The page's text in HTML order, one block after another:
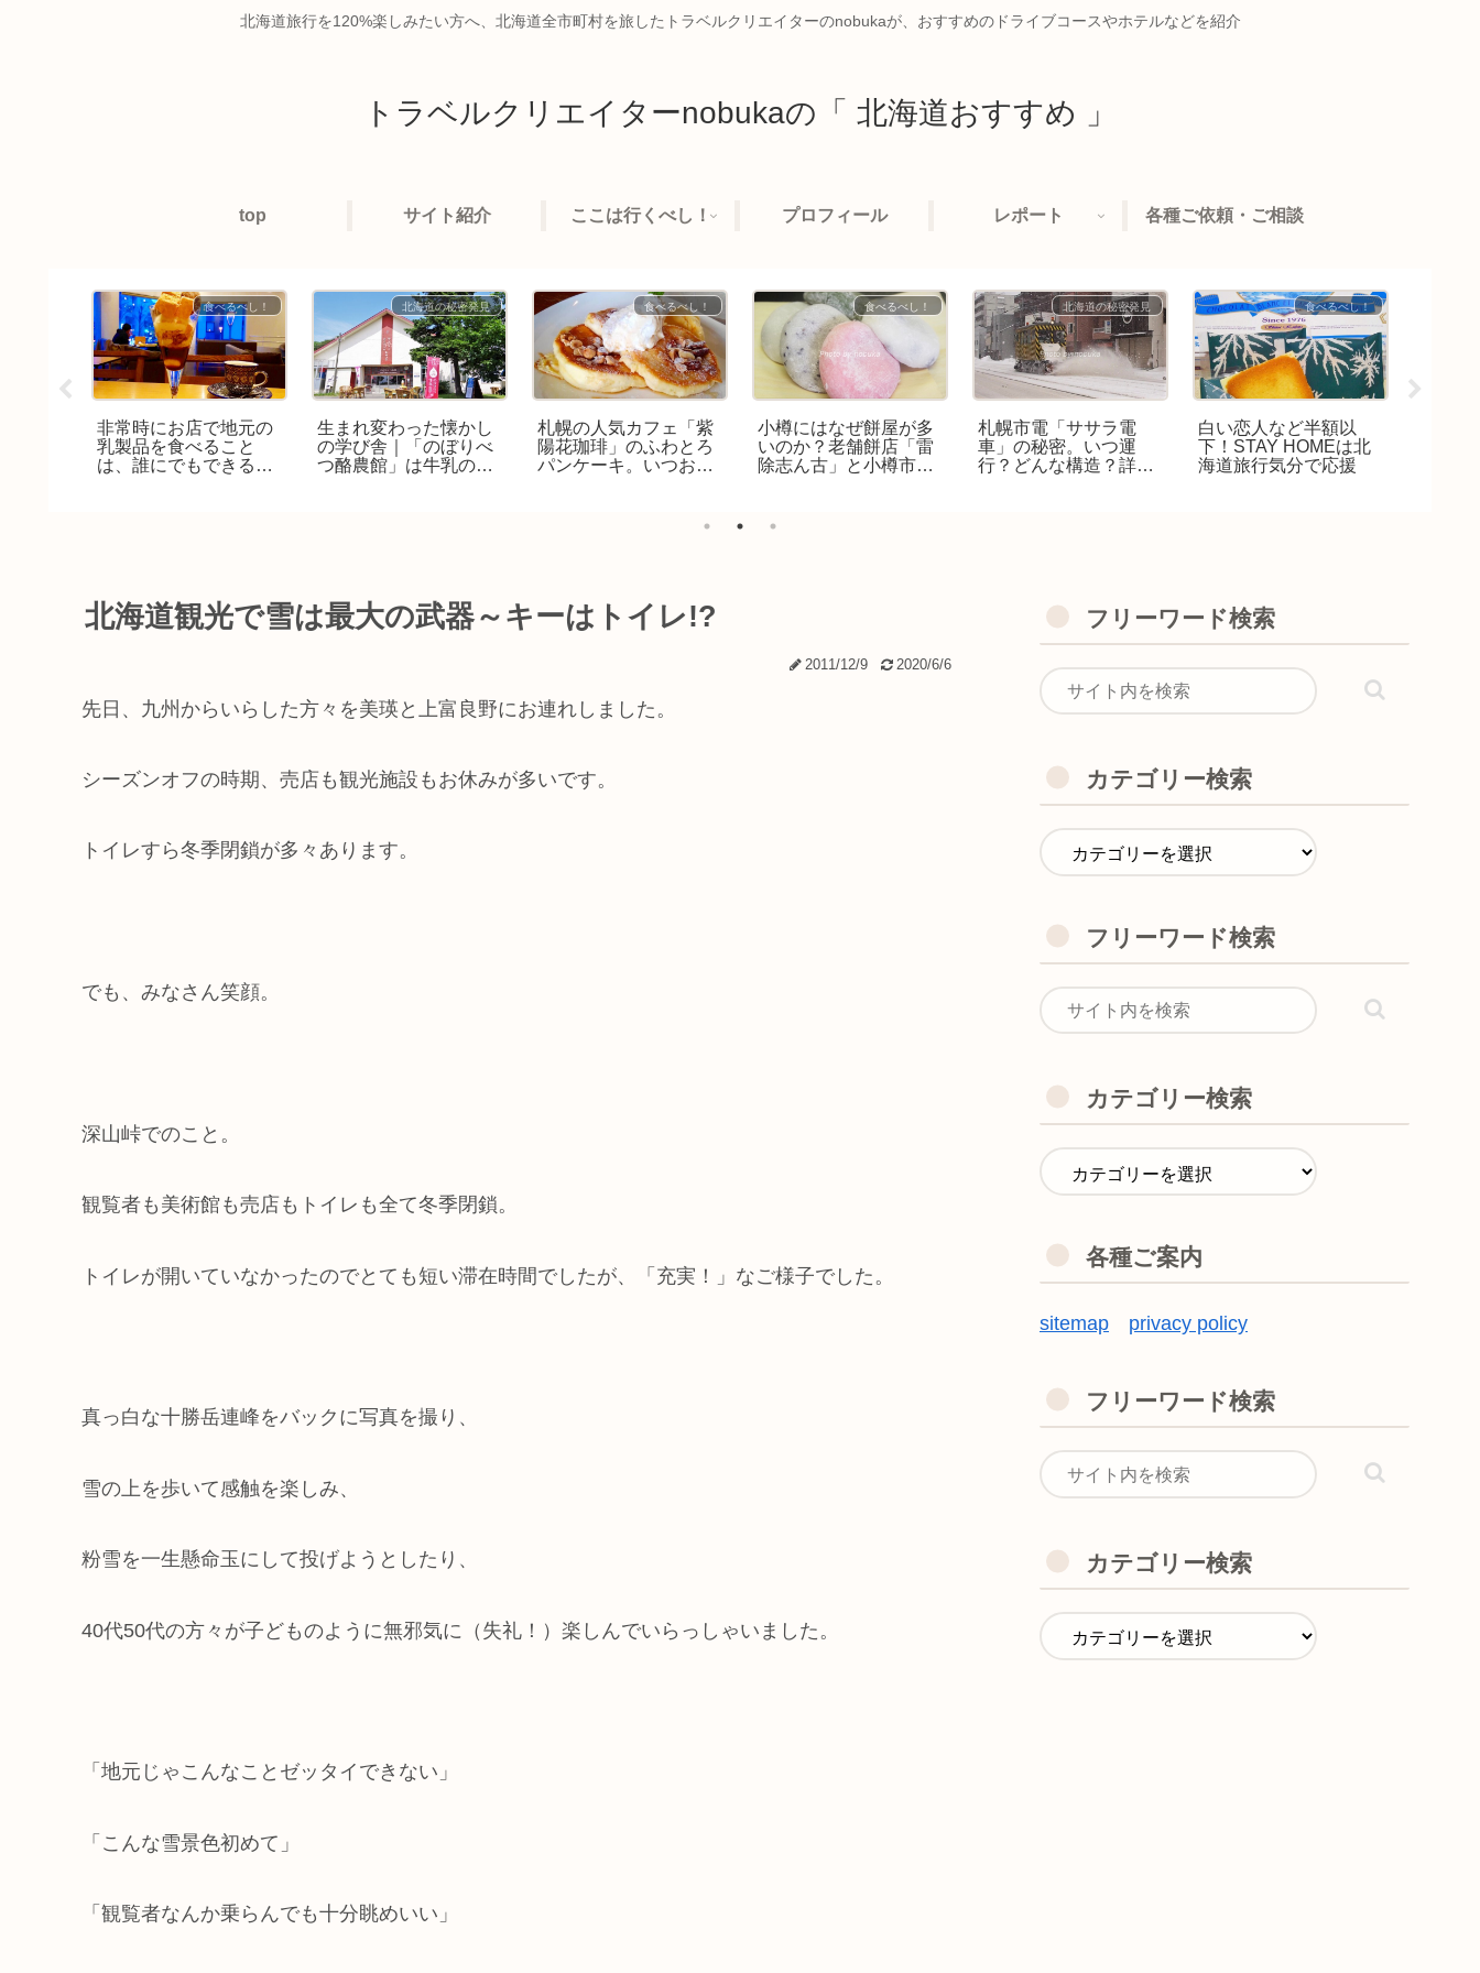
北海道旅行を120%楽しみたい方へ、北海道全市町村を旅したトラベルクリエイターのnobukaが、おすすめのドライブコースやホテルなどを紹介
トラベルクリエイターnobukaの「 北海道おすすめ 」
top サイト紹介 ここは行くべし！ プロフィール レポート 各種ご依頼・ご相談
食べるべし！
非常時にお店で地元の
乳製品を食べること
は、誰にでもできる社
北海道の秘密発見
生まれ変わった懐かし
の学び舎｜「のぼりべ
つ酪農館」は牛乳の工
食べるべし！
札幌の人気カフェ「紫
陽花珈琲」のふわとろ
パンケーキ。いつお店
食べるべし！
小樽にはなぜ餅屋が多
いのか？老舗餅店「雷
除志ん古」と小樽市総
北海道の秘密発見
札幌市電「ササラ電
車」の秘密。いつ運
行？どんな構造？詳し
食べるべし！
白い恋人など半額以
下！STAY HOMEは北
海道旅行気分で応援
北海道観光で雪は最大の武器～キーはトイレ!?
2011/12/9 2020/6/6
先日、九州からいらした方々を美瑛と上富良野にお連れしました。
シーズンオフの時期、売店も観光施設もお休みが多いです。
トイレすら冬季閉鎖が多々あります。
でも、みなさん笑顔。
深山峠でのこと。
観覧者も美術館も売店もトイレも全て冬季閉鎖。
トイレが開いていなかったのでとても短い滞在時間でしたが、「充実！」なご様子でした。
真っ白な十勝岳連峰をバックに写真を撮り、
雪の上を歩いて感触を楽しみ、
粉雪を一生懸命玉にして投げようとしたり、
40代50代の方々が子どものように無邪気に（失礼！）楽しんでいらっしゃいました。
「地元じゃこんなことゼッタイできない」
「こんな雪景色初めて」
「観覧者なんか乗らんでも十分眺めいい」
フリーワード検索
カテゴリー検索
フリーワード検索
カテゴリー検索
各種ご案内
sitemap privacy policy
フリーワード検索
カテゴリー検索